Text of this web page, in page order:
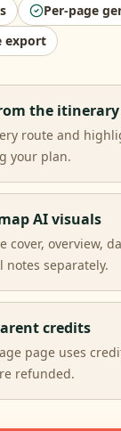
Per-page
export
the itinerary
route and
your plan.
AI visuals
cover, overview,
notes separately.
credits
page uses
refunded.